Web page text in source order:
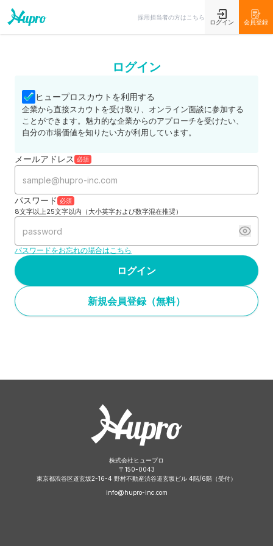
採用担当者の方はこちら
ログイン 会員登録
ログイン
ヒュープロスカウトを利用する
企業から直接スカウトを受け取り、オンライン面談に参加する
ことができます。魅力的な企業からのアプローチを受けたい、
自分の市場価値を知りたい方が利用しています。
メールアドレス 必須
パスワード 必須
8文字以上25文字以内（大小英字および数字混在推奨）
パスワードをお忘れの場合はこちら
ログイン
新規会員登録（無料）
株式会社ヒュープロ
〒 150-0043
東京都渋谷区道玄坂2-16-4 野村不動産渋谷道玄坂ビル 4階/6階（受付）
info@hupro-inc.com